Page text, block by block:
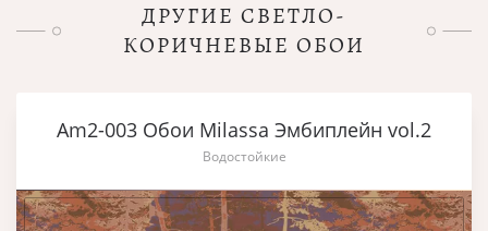
ДРУГИЕ СВЕТЛО-
КОРИЧНЕВЫЕ ОБОИ
Am2-003 Обои Milassa Эмбиплейн vol.2
Водостойкие